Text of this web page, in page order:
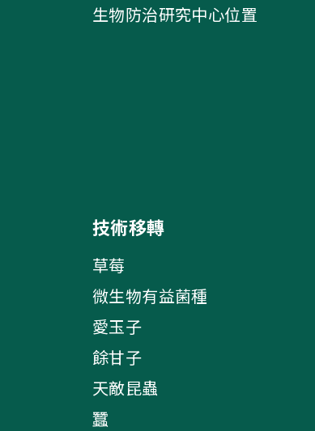
生物防治研究中心位置
技術移轉
草莓
微生物有益菌種
愛玉子
餘甘子
天敵昆蟲
蠶